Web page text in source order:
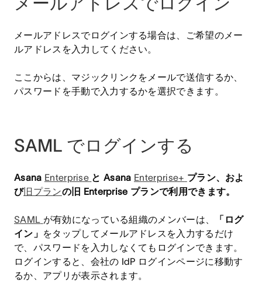
メールアドレスでログインする場合は、ご希望のメー
ルアドレスを入力してください。
ここからは、マジックリンクをメールで送信するか、
パスワードを手動で入力するかを選択できます。
SAML でログインする
Asana Enterprise と Asana Enterprise+ プラン、およ
び旧プランの旧 Enterprise プランで利用できます。
SAML が有効になっている組織のメンバーは、
「ログ
イン」 をタップしてメールアドレスを入力するだけ
で、パスワードを入力しなくてもログインできます。
ログインすると、会社の IdP ログインページに移動す
るか、アプリが表示されます。